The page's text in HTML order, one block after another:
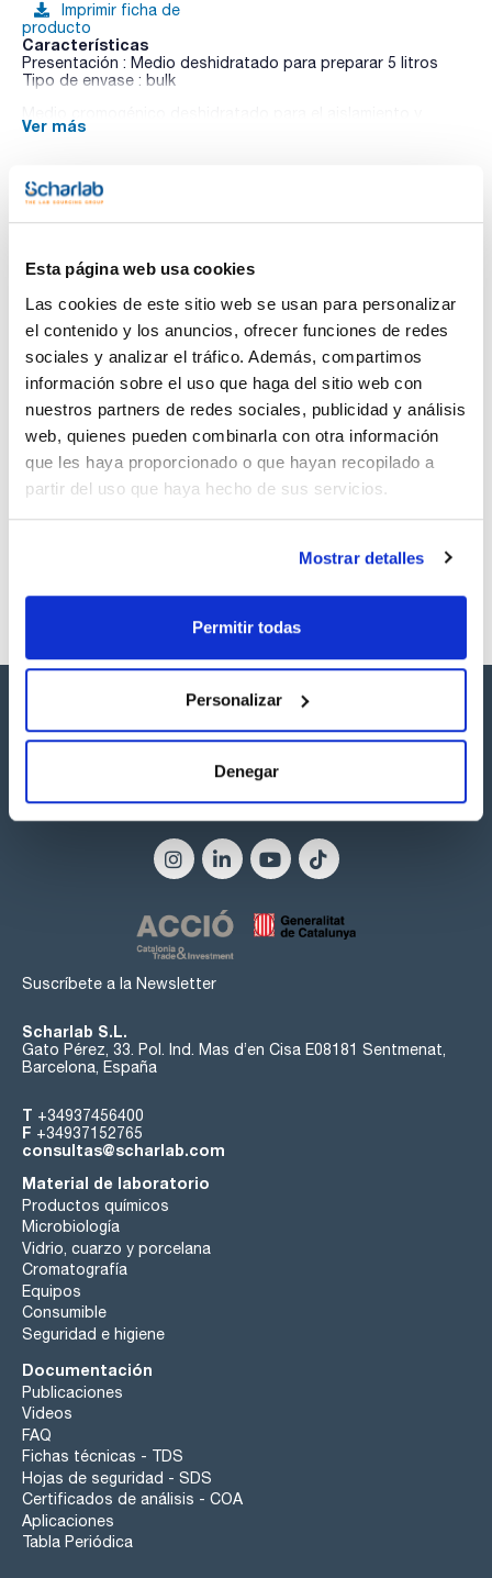
Esta página web usa cookies
Las cookies de este sitio web se usan para personalizar
el contenido y los anuncios, ofrecer funciones de redes
sociales y analizar el tráfico. Además, compartimos
información sobre el uso que haga del sitio web con
nuestros partners de redes sociales, publicidad y análisis
web, quienes pueden combinarla con otra información
que les haya proporcionado o que hayan recopilado a
partir del uso que haya hecho de sus servicios.
Mostrar detalles
Permitir todas
Personalizar
Denegar
Imprimir ficha de
producto
Características
Presentación : Medio deshidratado para preparar 5 litros
Tipo de envase : bulk
diferenciación de las principales espécies de Candida
Ver más
TDS / Ficha técnica
Regístrate para
descargas
Regístrate para
descargas
SDS/ Hoja de seguridad
Regístrate para
descargas
Los productos marcados con esta imagen son
productos marca Scharlau habitualmente en stock,
listos para una entrega inmediata.
Síguenos:
Suscríbete a la Newsletter
Scharlab S.L.
Gato Pérez, 33. Pol. Ind. Mas d’en Cisa E08181 Sentmenat,
Barcelona, España
T +34937456400
F +34937152765
consultas@scharlab.com
Material de laboratorio
Productos químicos
Microbiología
Vidrio, cuarzo y porcelana
Cromatografía
Equipos
Consumible
Seguridad e higiene
Documentación
Publicaciones
Videos
FAQ
Fichas técnicas - TDS
Hojas de seguridad - SDS
Certificados de análisis - COA
Aplicaciones
Tabla Periódica